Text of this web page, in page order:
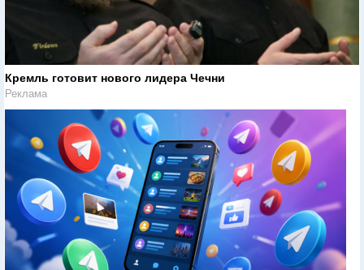
Кремль готовит нового лидера Чечни
Реклама